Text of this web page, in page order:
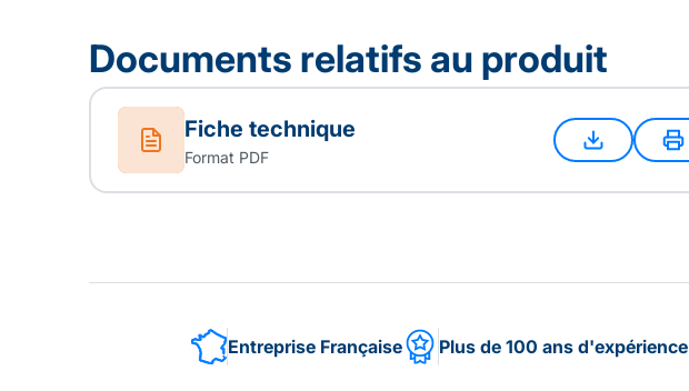
Documents relatifs au produit
Fiche technique
Format PDF
Entreprise Française Plus de 100 ans d'expérience